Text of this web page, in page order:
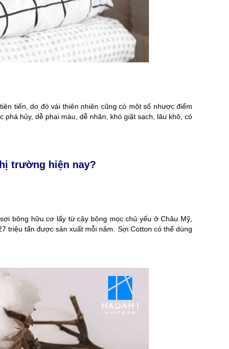
tiến, do đó vải thiên nhiên cũng có một số nhược điểm
hủy, dễ phai màu, dễ nhăn, khó giặt sạch, lâu khô, có
trường hiện nay?
bông hữu cơ lấy từ cây bông mọc chủ yếu ở Châu Mỹ,
triệu tấn được sản xuất mỗi năm. Sợi Cotton có thể dùng